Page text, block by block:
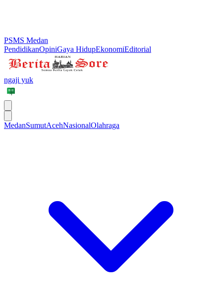
PSMS Medan
PendidikanOpiniGaya HidupEkonomiEditorial
ngaji yuk
MedanSumutAcehNasionalOlahraga